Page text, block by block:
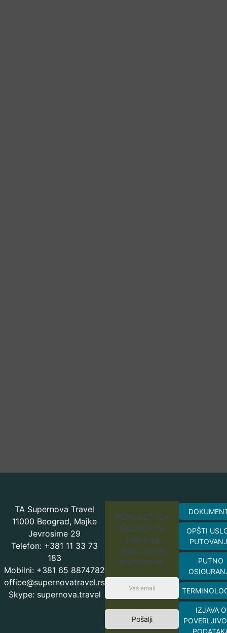
TA Supernova Travel
11000 Beograd, Majke
Jevrosime 29
Telefon: +381 11 33 73
183
Mobilni: +381 65 8874782
office@supernovatravel.rs
Skype: supernova.travel
NEWSLETTER
Saznajte na
vreme za
najpovoljnije
aranžmane.
Pošalji
OPŠTI
PUTNO
IZJAVA O